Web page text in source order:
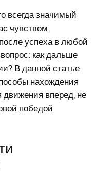
всегда значимый
чувством
успеха в любой
как дальше
В данной статье
нахождения
вперед, не
победой